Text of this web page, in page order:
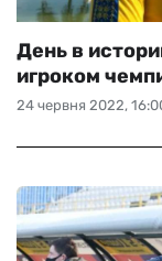
24 червня 2022,
День в
игроком